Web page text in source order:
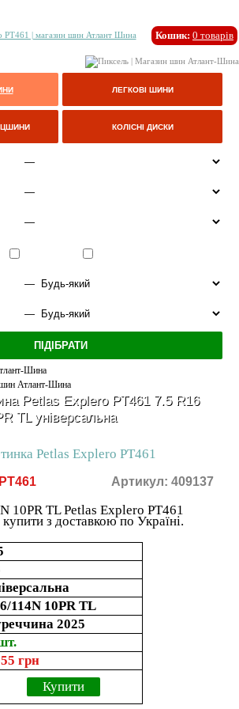
Кошик: 0 товарів
ЛЕГКОВІ ШИНИ
КОЛІСНІ ДИСКИ
Petlas Explero PT461 7.5 R16
TL універсальна
Артикул: 409137
10PR TL Petlas Explero PT461
з доставкою по Україні.
114N 10PR TL
2025
грн
Купити